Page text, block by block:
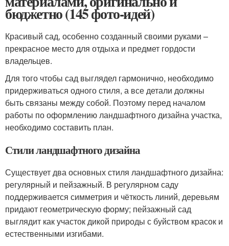
бюджетно (145 фото-идей)
Красивый сад, особенно созданный своими руками –
прекрасное место для отдыха и предмет гордости
владельцев.
Для того чтобы сад выглядел гармонично, необходимо
придерживаться одного стиля, а все детали должны
быть связаны между собой. Поэтому перед началом
работы по оформлению ландшафтного дизайна участка,
необходимо составить план.
Стили ландшафтного дизайна
Существует два основных стиля ландшафтного дизайна:
регулярный и пейзажный. В регулярном саду
поддерживается симметрия и чёткость линий, деревьям
придают геометрическую форму; пейзажный сад
выглядит как участок дикой природы с буйством красок и
естественными изгибами.